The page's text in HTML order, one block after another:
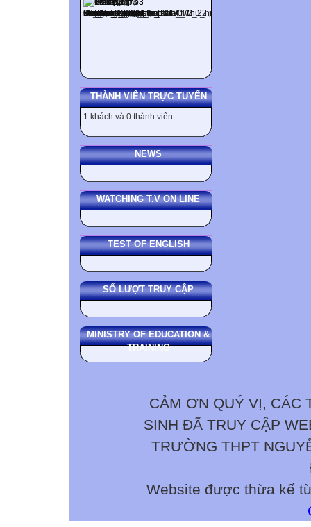
THÀNH VIÊN TRỰC TUYẾN
1 khách và 0 thành viên
NEWS
WATCHING T.V ON LINE
TEST OF ENGLISH
SỐ LƯỢT TRUY CẬP
MINISTRY OF EDUCATION &
TRAINING
CẢM ƠN QUÝ VỊ, CÁC
SINH ĐÃ TRUY CẬP
TRƯỜNG THPT
Website được thừa kế